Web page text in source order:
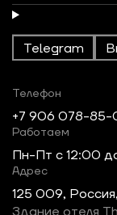
Telegram
Телефон
+7 906 078-85-
Работаем
Пн-Пт c 12:00
Адрес
125 009,